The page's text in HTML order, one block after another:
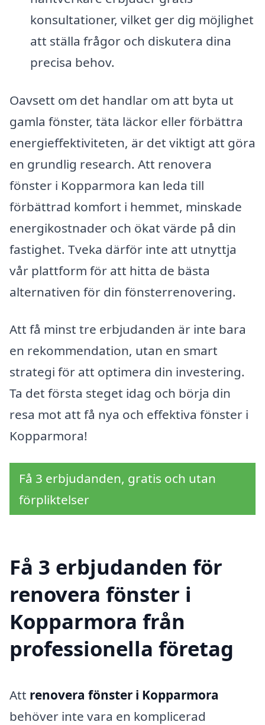
konsultationer, vilket ger dig möjlighet
att ställa frågor och diskutera dina
precisa behov.
Oavsett om det handlar om att byta ut
gamla fönster, täta läckor eller förbättra
energieffektiviteten, är det viktigt att göra
en grundlig research. Att renovera
fönster i Kopparmora kan leda till
förbättrad komfort i hemmet, minskade
energikostnader och ökat värde på din
fastighet. Tveka därför inte att utnyttja
vår plattform för att hitta de bästa
alternativen för din fönsterrenovering.
Att få minst tre erbjudanden är inte bara
en rekommendation, utan en smart
strategi för att optimera din investering.
Ta det första steget idag och börja din
resa mot att få nya och effektiva fönster i
Kopparmora!
Få 3 erbjudanden, gratis och utan
förpliktelser
Få 3 erbjudanden för
renovera fönster i
Kopparmora från
professionella företag
Att renovera fönster i Kopparmora
behöver inte vara en komplicerad